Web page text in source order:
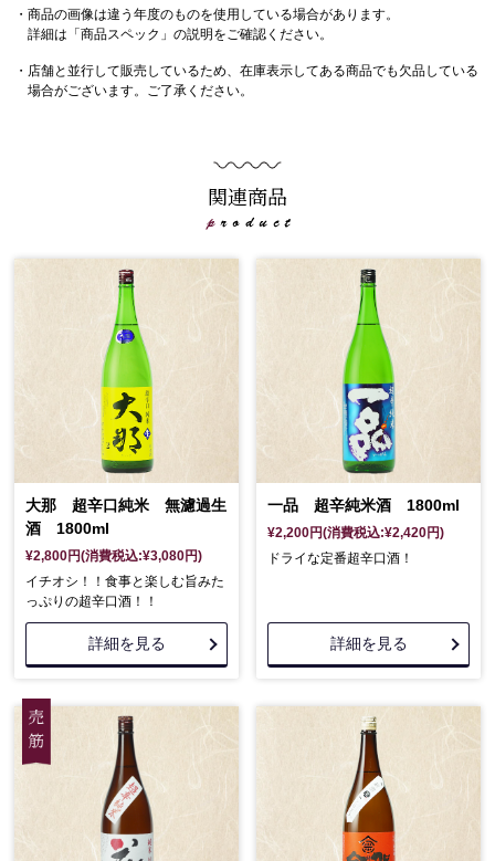
・商品の画像は違う年度のものを使用している場合があります。
詳細は「商品スペック」の説明をご確認ください。
・店舗と並行して販売しているため、在庫表示してある商品でも欠品している
場合がございます。ご了承ください。
関連商品
大那 超辛口純米 無濾過生
酒 1800ml
¥2,800円(消費税込:¥3,080円)
イチオシ！！食事と楽しむ旨みた
っぷりの超辛口酒！！
詳細を見る
一品 超辛純米酒 1800ml
¥2,200円(消費税込:¥2,420円)
ドライな定番超辛口酒！
詳細を見る